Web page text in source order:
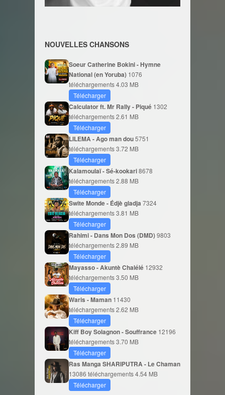
NOUVELLES CHANSONS
Soeur Catherine Bokini - Hymne
National (en Yoruba) 1076
téléchargements4.03 MB
Télécharger
Calculator ft. Mr Rally - Piqué 1302
téléchargements2.61 MB
Télécharger
LILEMA - Ago man dou5751
téléchargements3.72 MB
Télécharger
Kalamoulaï - Sé-kookari8678
téléchargements2.88 MB
Télécharger
Swite Monde - Édjè gladja 7324
téléchargements3.81 MB
Télécharger
Rahimi - Dans Mon Dos (DMD)9803
téléchargements2.89 MB
Télécharger
Mayasso - Akuntè Chalélé 12932
téléchargements3.50 MB
Télécharger
Waris - Maman 11430
téléchargements2.62 MB
Télécharger
Kiff Boy Solagnon - Souffrance 12196
téléchargements3.70 MB
Télécharger
Ras Manga SHARIPUTRA - Le Chaman
13086 téléchargements4.54 MB
Télécharger